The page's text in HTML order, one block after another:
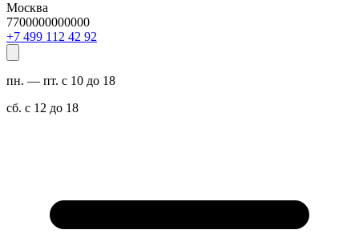
Москва
7700000000000
29 24 211 994 7+
пн. — пт. с 10 до 18
сб. с 12 до 18